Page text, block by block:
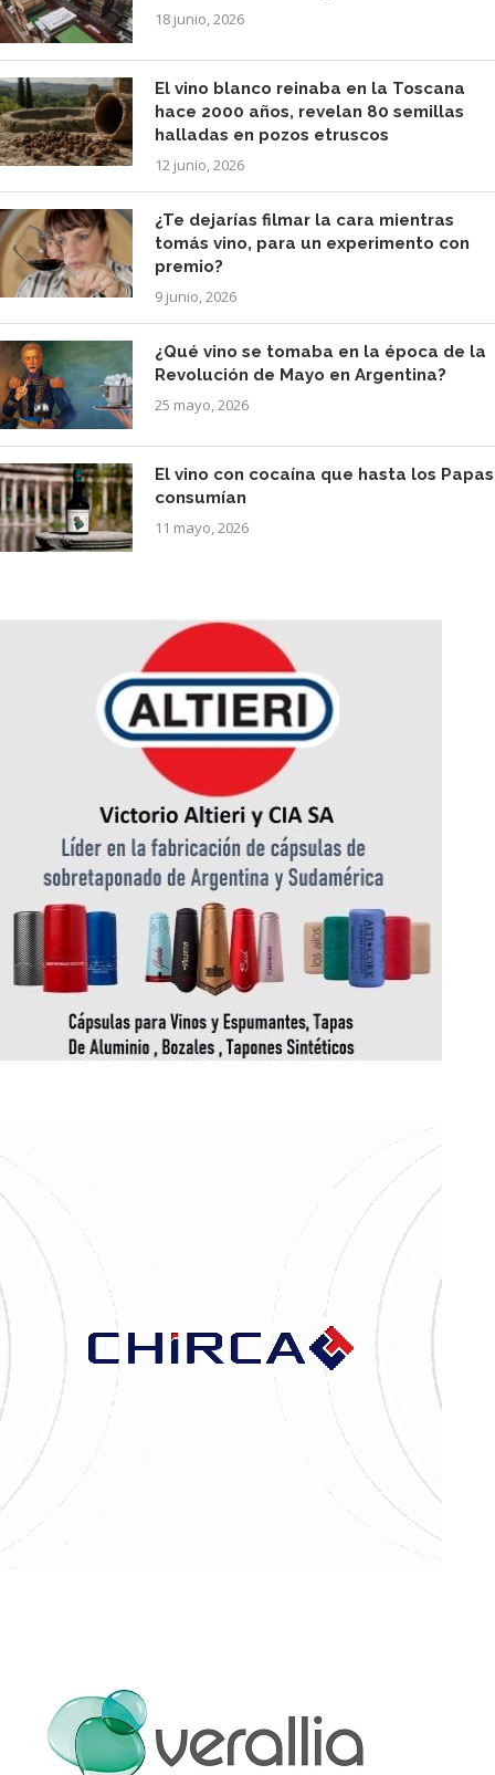
18 junio, 2026
El vino blanco reinaba en la Toscana
hace 2000 años, revelan 80 semillas
halladas en pozos etruscos
12 junio, 2026
¿Te dejarías filmar la cara mientras
tomás vino, para un experimento con
premio?
9 junio, 2026
¿Qué vino se tomaba en la época de la
Revolución de Mayo en Argentina?
25 mayo, 2026
El vino con cocaína que hasta los Papas
consumían
11 mayo, 2026